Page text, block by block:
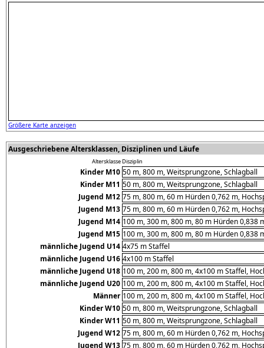
Größere Karte anzeigen
Ausgeschriebene Altersklassen, Disziplinen und Läufe
AltersklasseDisziplin
Kinder M10 50 m, 800 m, Weitsprungzone, Schlagball
Kinder M11 50 m, 800 m, Weitsprungzone, Schlagball
Jugend M12 75 m, 800 m, 60 m Hürden 0,762 m,
Jugend M13 75 m, 800 m, 60 m Hürden 0,762 m,
Jugend M14 100 m, 300 m, 800 m, 80 m Hürden 0,838
Jugend M15 100 m, 300 m, 800 m, 80 m Hürden 0,838
männliche Jugend U14 4x75 m Staffel
männliche Jugend U16 4x100 m Staffel
männliche Jugend U18 100 m, 200 m, 800 m, 4x100 m Staffel,
männliche Jugend U20 100 m, 200 m, 800 m, 4x100 m Staffel,
Männer 100 m, 200 m, 800 m, 4x100 m Staffel,
Kinder W10 50 m, 800 m, Weitsprungzone, Schlagball
Kinder W11 50 m, 800 m, Weitsprungzone, Schlagball
Jugend W12 75 m, 800 m, 60 m Hürden 0,762 m,
Jugend W13 75 m, 800 m, 60 m Hürden 0,762 m,